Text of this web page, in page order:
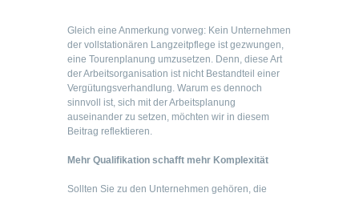
Gleich eine Anmerkung vorweg: Kein Unternehmen
der vollstationären Langzeitpflege ist gezwungen,
eine Tourenplanung umzusetzen. Denn, diese Art
der Arbeitsorganisation ist nicht Bestandteil einer
Vergütungsverhandlung. Warum es dennoch
sinnvoll ist, sich mit der Arbeitsplanung
auseinander zu setzen, möchten wir in diesem
Beitrag reflektieren.
Mehr Qualifikation schafft mehr Komplexität
Sollten Sie zu den Unternehmen gehören, die